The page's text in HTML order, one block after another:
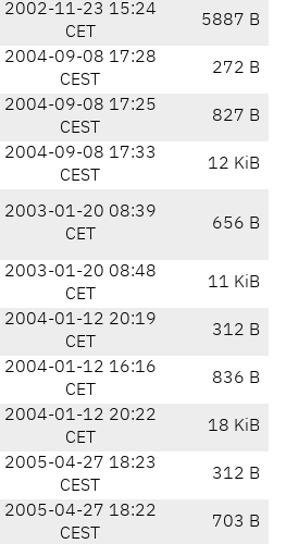
2002-11-23 15:24
CET
5887 B
2004-09-08 17:28
CEST
272 B
2004-09-08 17:25
CEST
827 B
2004-09-08 17:33
CEST
12 KiB
2003-01-20 08:39
CET
656 B
2003-01-20 08:48
CET
11 KiB
2004-01-12 20:19
CET
312 B
2004-01-12 16:16
CET
836 B
2004-01-12 20:22
CET
18 KiB
2005-04-27 18:23
CEST
312 B
2005-04-27 18:22
CEST
703 B